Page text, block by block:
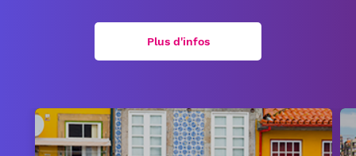
Plus d'infos